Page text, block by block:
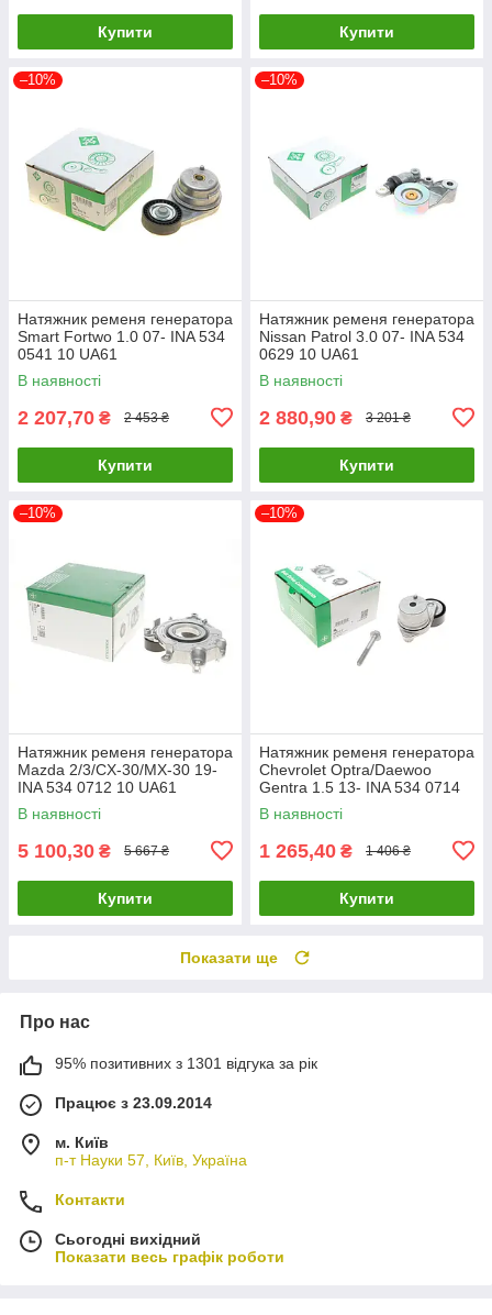
Купити Купити
–10%
Натяжник ременя генератора
Smart Fortwo 1.0 07- INA 534
0541 10 UA61
В наявності
2 207,70 ₴ 2 453 ₴
Купити
–10%
Натяжник ременя генератора
Nissan Patrol 3.0 07- INA 534
0629 10 UA61
В наявності
2 880,90 ₴ 3 201 ₴
Купити
–10%
Натяжник ременя генератора
Mazda 2/3/CX-30/MX-30 19-
INA 534 0712 10 UA61
В наявності
5 100,30 ₴ 5 667 ₴
Купити
–10%
Натяжник ременя генератора
Chevrolet Optra/Daewoo
Gentra 1.5 13- INA 534 0714
10 UA61
В наявності
1 265,40 ₴ 1 406 ₴
Купити
Показати ще
Про нас
95% позитивних з 1301 відгука за рік
Працює з 23.09.2014
м. Київ
п-т Науки 57, Київ, Україна
Контакти
Сьогодні вихідний
Показати весь графік роботи